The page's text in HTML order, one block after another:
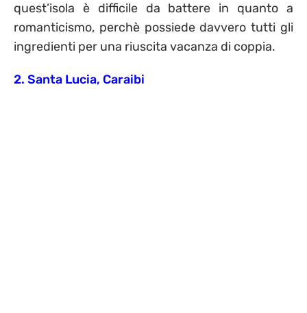
quest’isola è difficile da battere in quanto a
romanticismo, perchè possiede davvero tutti gli
ingredienti per una riuscita vacanza di coppia.
2. Santa Lucia, Caraibi